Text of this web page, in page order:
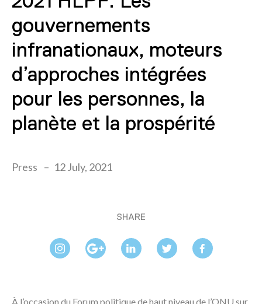
gouvernements
infranationaux, moteurs
d’approches intégrées
pour les personnes, la
planète et la prospérité
Press 12 July, 2021
SHARE
À l’occasion du Forum politique de haut niveau de l’ONU sur